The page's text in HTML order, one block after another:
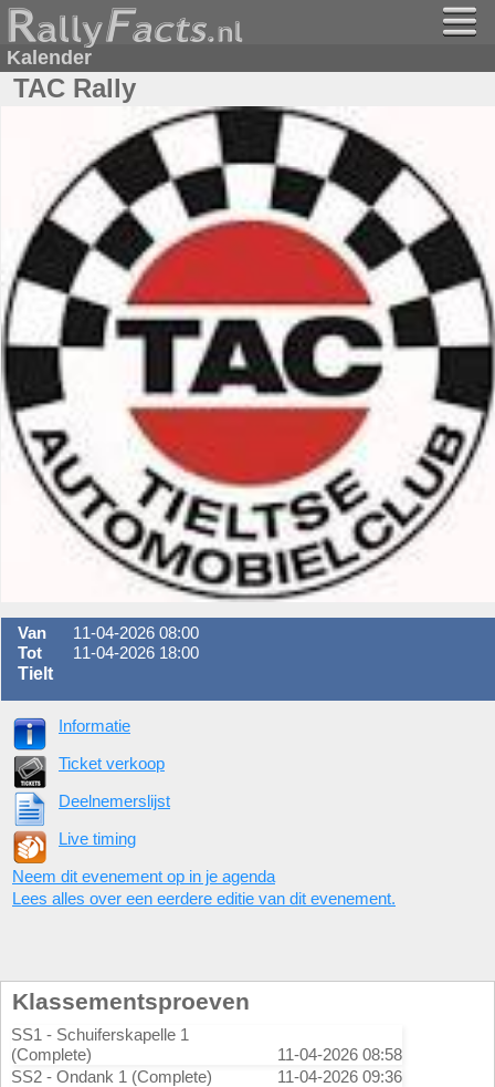
Kalender
TAC Rally
Van
11-04-2026 08:00
Tot
11-04-2026 18:00
Tielt
Informatie
Ticket verkoop
Deelnemerslijst
Live timing
Neem dit evenement op in je agenda
Lees alles over een eerdere editie van dit evenement.
Klassementsproeven
SS1 - Schuiferskapelle 1
(Complete)
11-04-2026 08:58
SS2 - Ondank 1 (Complete)
11-04-2026 09:36